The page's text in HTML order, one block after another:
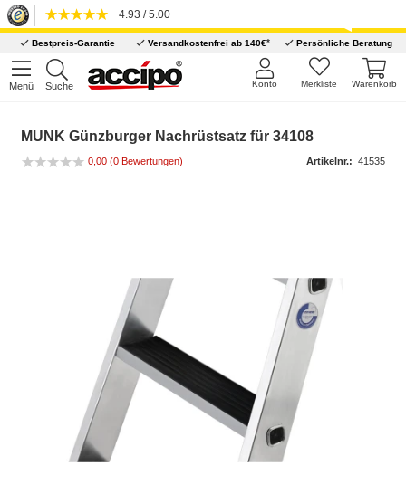
4.93 / 5.00
Bestpreis-Garantie Versandkostenfrei ab 140€* Persönliche Beratung
Menü Suche Warenkorb
Merkliste
Konto
MUNK Günzburger Nachrüstsatz für 34108
0,00 (0 Bewertungen) Artikelnr.: 41535